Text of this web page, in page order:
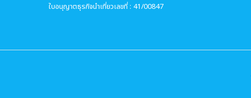
ใบอนุญาตธุรกิจนำเที่ยวเลขที่ : 41/00847